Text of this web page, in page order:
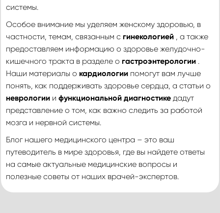
системы.
Особое внимание мы уделяем женскому здоровью, в
частности, темам, связанным с гинекологией , а также
предоставляем информацию о здоровье желудочно-
кишечного тракта в разделе о гастроэнтерологии .
Наши материалы о кардиологии помогут вам лучше
понять, как поддерживать здоровье сердца, а статьи о
неврологии и функциональной диагностике дадут
представление о том, как важно следить за работой
мозга и нервной системы.
Блог нашего медицинского центра – это ваш
путеводитель в мире здоровья, где вы найдете ответы
на самые актуальные медицинские вопросы и
полезные советы от наших врачей-экспертов.